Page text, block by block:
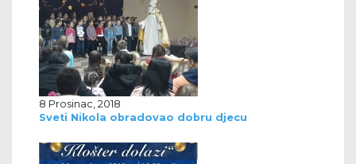
8 Prosinac, 2018
Sveti Nikola obradovao dobru djecu